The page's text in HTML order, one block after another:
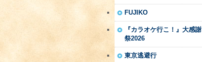
FUJIKO
『カラオケ行こ！』大感謝
祭2026
東京逃避行